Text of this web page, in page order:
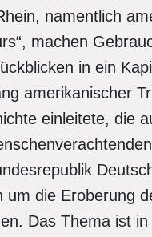
namentlich
machen
in ein
amerikanischer
einleitete, die
um die Eroberung
Das Thema ist